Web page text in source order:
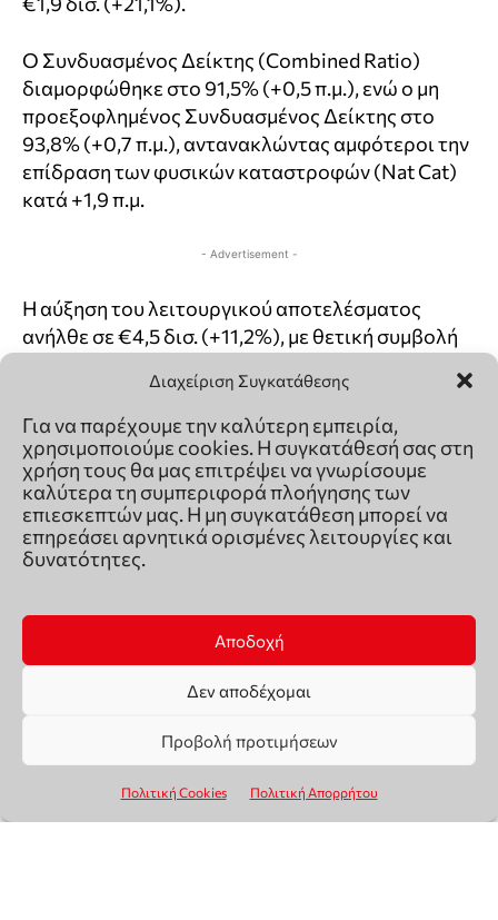
Διαχείριση Συγκατάθεσης
Για να παρέχουμε την καλύτερη εμπειρία,
χρησιμοποιούμε cookies. Η συγκατάθεσή σας στη
χρήση τους θα μας επιτρέψει να γνωρίσουμε
καλύτερα τη συμπεριφορά πλοήγησης των
επιεσκεπτών μας. Η μη συγκατάθεση μπορεί να
επηρεάσει αρνητικά ορισμένες λειτουργίες και
δυνατότητες.
Αποδοχή
Δεν αποδέχομαι
Προβολή προτιμήσεων
Πολιτική Cookies Πολιτική Απορρήτου